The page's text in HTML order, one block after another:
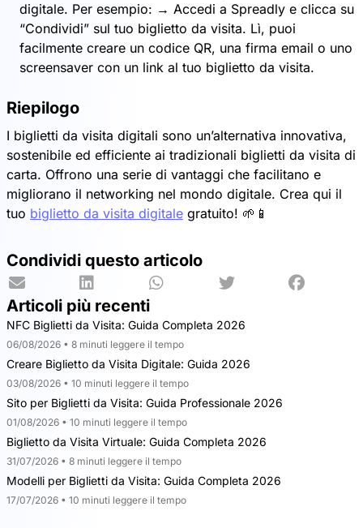
digitale. Per esempio: → Accedi a Spreadly e clicca su
“Condividi” sul tuo biglietto da visita. Lì, puoi
facilmente creare un codice QR, una firma email o uno
screensaver con un link al tuo biglietto da visita.
Riepilogo
I biglietti da visita digitali sono un’alternativa innovativa,
sostenibile ed efficiente ai tradizionali biglietti da visita di
carta. Offrono una serie di vantaggi che facilitano e
migliorano il networking nel mondo digitale. Crea qui il
tuo biglietto da visita digitale gratuito! 🌱📱
Condividi questo articolo
Articoli più recenti
NFC Biglietti da Visita: Guida Completa 2026
06/08/2026 • 8 minuti leggere il tempo
Creare Biglietto da Visita Digitale: Guida 2026
03/08/2026 • 10 minuti leggere il tempo
Sito per Biglietti da Visita: Guida Professionale 2026
01/08/2026 • 10 minuti leggere il tempo
Biglietto da Visita Virtuale: Guida Completa 2026
31/07/2026 • 8 minuti leggere il tempo
Modelli per Biglietti da Visita: Guida Completa 2026
17/07/2026 • 10 minuti leggere il tempo